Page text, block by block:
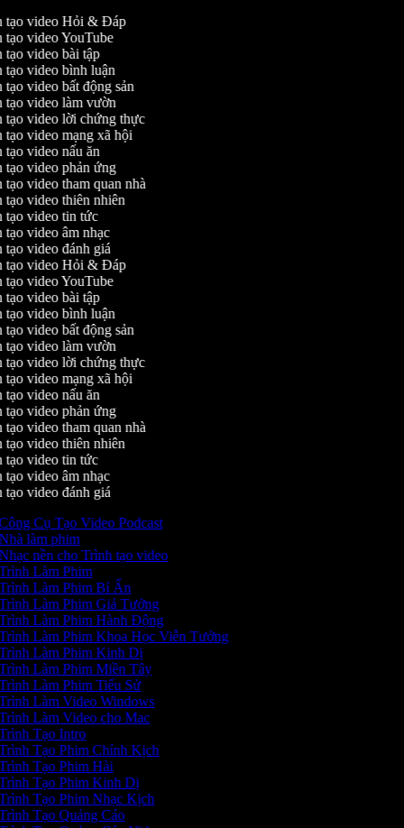
video Hỏi & Đáp
video YouTube
video bài tập
video bình luận
video bất động sản
video làm vườn
video lời chứng thực
video mạng xã hội
video nấu ăn
video phản ứng
video tham quan nhà
video thiên nhiên
video tin tức
video âm nhạc
video đánh giá
video Hỏi & Đáp
video YouTube
video bài tập
video bình luận
video bất động sản
video làm vườn
video lời chứng thực
video mạng xã hội
video nấu ăn
video phản ứng
video tham quan nhà
video thiên nhiên
video tin tức
video âm nhạc
video đánh giá
Cụ Tạo Video Podcast
làm phim
nền cho Trình tạo video
Làm Phim
Làm Phim Bí Ẩn
Làm Phim Giả Tưởng
Làm Phim Hành Động
Làm Phim Khoa Học Viễn Tưởng
Làm Phim Kinh Dị
Làm Phim Miền Tây
Làm Phim Tiểu Sử
Làm Video Windows
Làm Video cho Mac
Tạo Intro
Tạo Phim Chính Kịch
Tạo Phim Hài
Tạo Phim Kinh Dị
Tạo Phim Nhạc Kịch
Tạo Quảng Cáo